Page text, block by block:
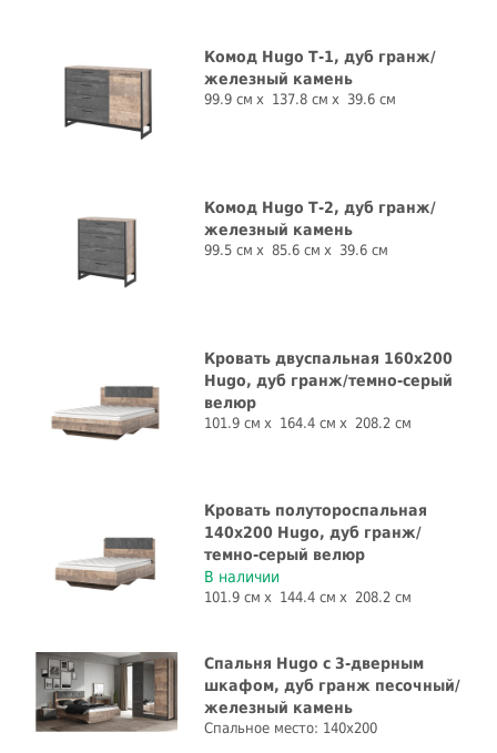
Комод Hugo Т-1, дуб гранж/
железный камень
99.9 см 137.8 см 39.6 см
Комод Hugo Т-2, дуб гранж/
железный камень
99.5 см 85.6 см 39.6 см
Кровать двуспальная 160х200
Hugo, дуб гранж/темно-серый
велюр
101.9 см 164.4 см 208.2 см
Кровать полутороспальная
140х200 Hugo, дуб гранж/
темно-серый велюр
В наличии
101.9 см 144.4 см 208.2 см
Спальня Hugo с 3-дверным
шкафом, дуб гранж песочный/
железный камень
Спальное место: 140x200